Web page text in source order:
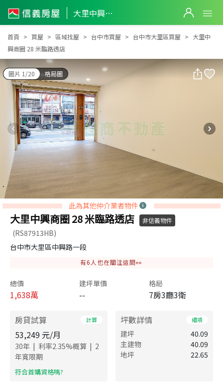
大里中興商圈 28 米臨路透店
大里中興商圈 28 米臨路透店
首頁 買屋 區域找屋 台中市買屋 台中市大里區買屋
大里中
興商圈 28 米臨路透店
圖片 1/20 格局圖
此為其他仲介業者物件
大里中興商圈 28 米臨路透店 非信義物件
(RS87913HB)
台中市大里區中興路一段
有6 人也在關注這間👀
總價
1,638萬
建坪單價
--
格局
7房3廳3衛
房貸試算 計算
53,249 元/月
30年 | 利率2.35%概算 | 2
年寬限期
​符合首購資格嗎?
坪數詳情 細項
建坪
40.09
主建物
40.09
地坪
22.65